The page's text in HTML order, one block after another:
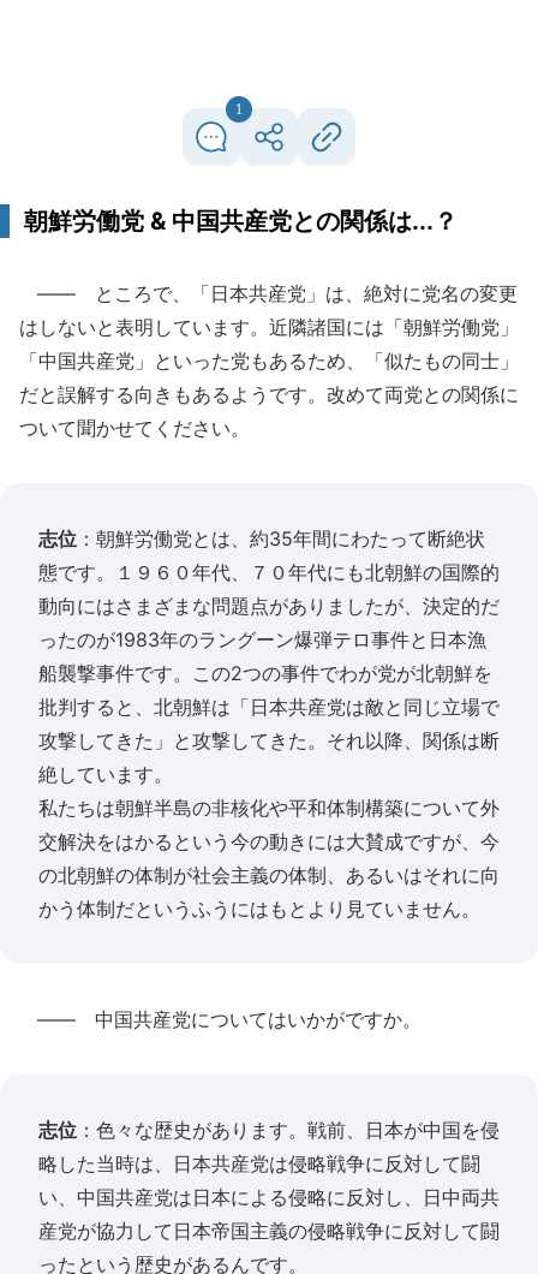
1
朝鮮労働党 & 中国共産党との関係は...？
―― ところで、「日本共産党」は、絶対に党名の変更
はしないと表明しています。近隣諸国には「朝鮮労働党」
「中国共産党」といった党もあるため、「似たもの同士」
だと誤解する向きもあるようです。改めて両党との関係に
ついて聞かせてください。
志位 ：朝鮮労働党とは、約35年間にわたって断絶状
態です。１９６０年代、７０年代にも北朝鮮の国際的
動向にはさまざまな問題点がありましたが、決定的だ
ったのが1983年のラングーン爆弾テロ事件と日本漁
船襲撃事件です。この2つの事件でわが党が北朝鮮を
批判すると、北朝鮮は「日本共産党は敵と同じ立場で
攻撃してきた」と攻撃してきた。それ以降、関係は断
絶しています。
私たちは朝鮮半島の非核化や平和体制構築について外
交解決をはかるという今の動きには大賛成ですが、今
の北朝鮮の体制が社会主義の体制、あるいはそれに向
かう体制だというふうにはもとより見ていません。
―― 中国共産党についてはいかがですか。
志位 ：色々な歴史があります。戦前、日本が中国を侵
略した当時は、日本共産党は侵略戦争に反対して闘
い、中国共産党は日本による侵略に反対し、日中両共
産党が協力して日本帝国主義の侵略戦争に反対して闘
ったという歴史があるんです。